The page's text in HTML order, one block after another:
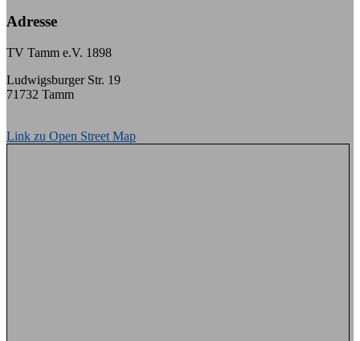
Adresse
TV Tamm e.V. 1898
Ludwigsburger Str. 19
71732 Tamm
Link zu Open Street Map